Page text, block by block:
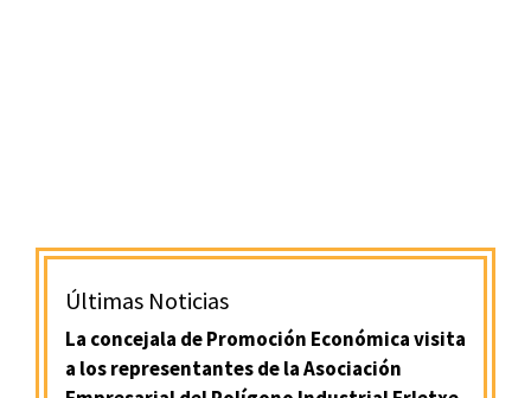
Últimas Noticias
La concejala de Promoción Económica visita
a los representantes de la Asociación